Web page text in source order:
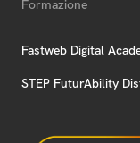
Formazione
Fastweb Digital
STEP FuturAbility